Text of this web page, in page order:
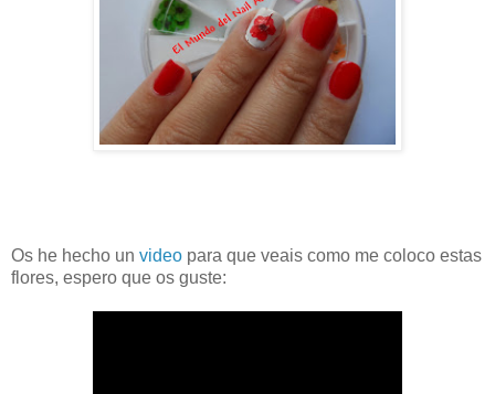
Os he hecho un video para que veais como me coloco estas
flores, espero que os guste: